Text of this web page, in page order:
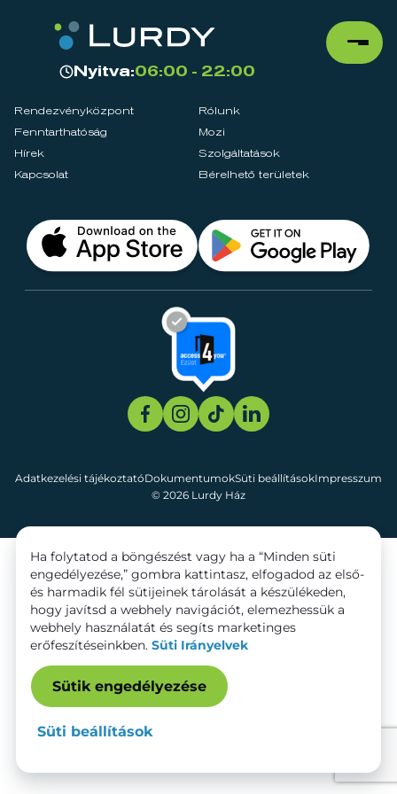
Nyitva:06:00 - 22:00
Rendezvényközpont
Rólunk
Fenntarthatóság
Mozi
Hírek
Szolgáltatások
Kapcsolat
Bérelhető területek
© 2026 Lurdy Ház
Adatkezelési tájékoztatóDokumentumokSüti beállításokImpresszum
Ha folytatod a böngészést vagy ha a “Minden süti
engedélyezése,” gombra kattintasz, elfogadod az első-
és harmadik fél sütijeinek tárolását a készülékeden,
hogy javítsd a webhely navigációt, elemezhessük a
webhely használatát és segíts marketinges
erőfeszítéseinkben. Süti Irányelvek
Sütik engedélyezése
Süti beállítások